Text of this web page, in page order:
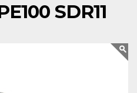
SDR11